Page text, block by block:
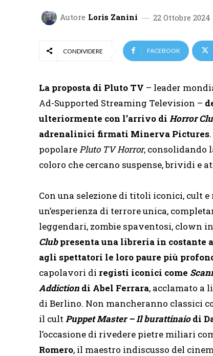
Autore Loris Zanini 22 Ottobre 2024
CONDIVIDERE FACEBOOK
La proposta di Pluto TV – leader
Ad-Supported Streaming Television –
ulteriormente con l’arrivo di Horror
adrenalinici firmati Minerva Pictures
popolare Pluto TV Horror, consolidando
coloro che cercano suspense, brividi e
Con una selezione di titoli iconici, cult
un’esperienza di terrore unica,
leggendari, zombie spaventosi, clown
Clubpresenta una libreria in costante
agli spettatori le loro paure più
capolavori di registi iconici come
Addiction di Abel Ferrara, acclamato a
di Berlino. Non mancheranno classici
il cult Puppet Master – Il burattinaiodi
l’occasione di rivedere pietre miliari
Romero, il maestro indiscusso del